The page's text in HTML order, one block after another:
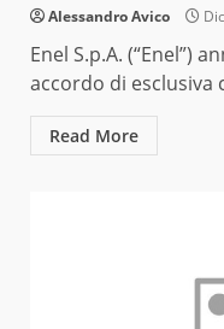
Alessandro Avico
Enel S.p.A. (“Enel”)
accordo di esclusiva
Read More